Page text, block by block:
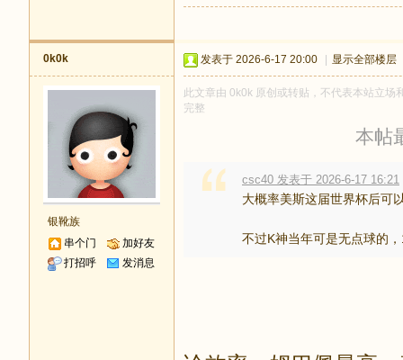
0k0k
银靴族
串个门
加好友
打招呼
发消息
发表于 2026-6-17 20:00 显示全部楼层
此文章由 0k0k 原创或转贴，不代表本站立
完整
本帖
csc40 发表于 2026-6-17 16:21
大概率美斯这届世界杯后可
不过K神当年可是无点球的